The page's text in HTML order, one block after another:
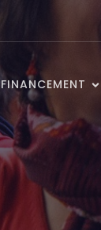
FINANCEMENT